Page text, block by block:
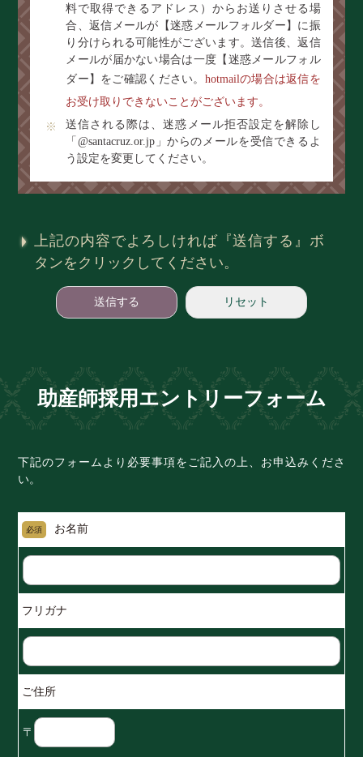
料で取得できるアドレス）からお送りさせる場
合、返信メールが【迷惑メールフォルダー】に振
り分けられる可能性がございます。送信後、返信
メールが届かない場合は一度【迷惑メールフォル
ダー】をご確認ください。 hotmailの場合は返信を
お受け取りできないことがございます。
送信される際は、迷惑メール拒否設定を解除し
「@santacruz.or.jp」からのメールを受信できるよ
う設定を変更してください。
上記の内容でよろしければ『送信する』ボ
タンをクリックしてください。
助産師採用エントリーフォーム
下記のフォームより必要事項をご記入の上、お申込みくださ
い。
必須 お名前
フリガナ
ご住所
〒